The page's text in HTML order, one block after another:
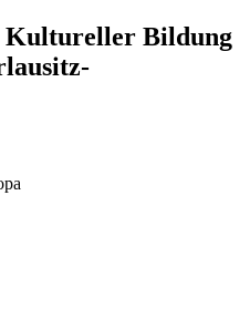
Bildung